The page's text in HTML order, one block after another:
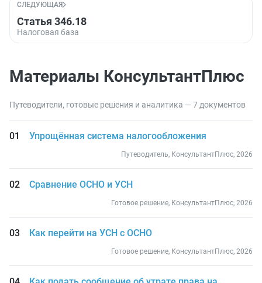
СЛЕДУЮЩАЯ
Статья 346.18
Налоговая база
Материалы КонсультантПлюс
Путеводители, готовые решения и аналитика — 7 документов
Упрощённая система налогообложения
Путеводитель, КонсультантПлюс, 2026
Сравнение ОСНО и УСН
Готовое решение, КонсультантПлюс, 2026
Как перейти на УСН с ОСНО
Готовое решение, КонсультантПлюс, 2026